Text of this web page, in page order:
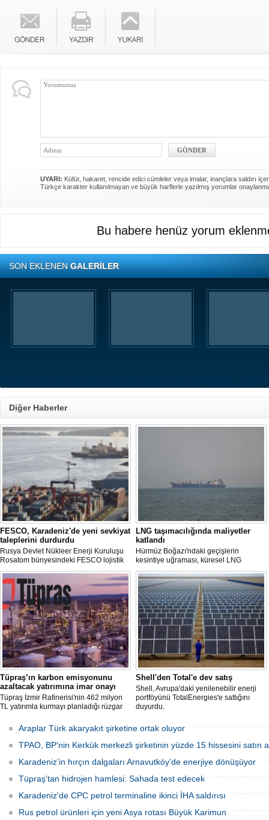
UYARI: Küfür, hakaret, rencide edici cümleler veya imalar, inançlara saldırı
Türkçe karakter kullanılmayan ve büyük harflerle yazılmış yorumlar
Bu habere henüz yorum
SON EKLENENGALERİLER
Diğer Haberler
FESCO, Karadeniz'de yeni sevkiyat
taleplerini durdurdu
Rusya Devlet Nükleer Enerji Kuruluşu
Rosatom bünyesindeki FESCO lojistik
şirketi, Karadeniz üzerinden yapılacak
sevkiyatlara ilişkin yeni taleplerin
kabulünü geçici olarak durdurdu.
LNG taşımacılığında maliyetler
katlandı
Hürmüz Boğazı'ndaki geçişlerin
kesintiye uğraması, küresel LNG
arzında aksamalara yol açarken sefer
sürelerini uzattı ve gemi kiralama ile
deniz yakıtı maliyetlerini 2022 enerji
krizinden bu yana en yüksek seviyelere
çıkardı.
Tüpraş’ın karbon emisyonunu
azaltacak yatırımına imar onayı
Tüpraş İzmir Rafinerisi'nin 462 milyon
TL yatırımla kurmayı planladığı rüzgar
nazım ve uygulama imar planı
değişiklikleri Çevre, Şehircilik ve İklim
Değişikliği Bakanlığı tarafından
Shell'den Total'e dev satış
Shell, Avrupa'daki yenilenebilir enerji
portföyünü TotalEnergies'e sattığını
duyurdu.
Araplar Türk akaryakıt şirketine ortak oluyor
TPAO, BP'nin Kerkük merkezli şirketinin yüzde 15 hissesini satın
Karadeniz’in hırçın dalgaları Arnavutköy’de enerjiye dönüşüyor
Tüpraş'tan hidrojen hamlesi: Sahada test edecek
Karadeniz'de CPC petrol terminaline ikinci İHA saldırısı
Rus petrol ürünleri için yeni Asya rotası Büyük Karimun